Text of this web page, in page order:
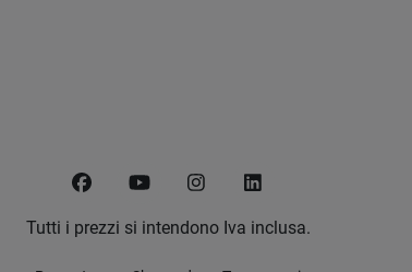
Tutti i prezzi si intendono Iva inclusa.